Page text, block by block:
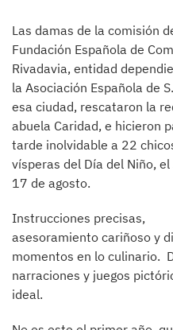
Las damas de la comisión
Fundación Española de
Rivadavia, entidad
la Asociación Española de
esa ciudad, rescataron la
abuela Caridad, e hicieron
tarde inolvidable a 22
vísperas del Día del Niño,
17 de agosto.
Instrucciones precisas,
asesoramiento cariñoso y
momentos en lo culinario.
narraciones y juegos
ideal.